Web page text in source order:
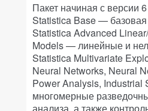
Пакет начиная с версии
Statistica Base — базовая
Statistica Advanced
Models — линейные и
Statistica Multivariate
Neural Networks, Neural
Power Analysis,
многомерные